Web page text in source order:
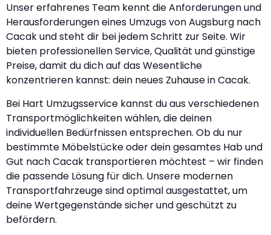
Unser erfahrenes Team kennt die Anforderungen und
Herausforderungen eines Umzugs von Augsburg nach
Cacak und steht dir bei jedem Schritt zur Seite. Wir
bieten professionellen Service, Qualität und günstige
Preise, damit du dich auf das Wesentliche
konzentrieren kannst: dein neues Zuhause in Cacak.
Bei Hart Umzugsservice kannst du aus verschiedenen
Transportmöglichkeiten wählen, die deinen
individuellen Bedürfnissen entsprechen. Ob du nur
bestimmte Möbelstücke oder dein gesamtes Hab und
Gut nach Cacak transportieren möchtest – wir finden
die passende Lösung für dich. Unsere modernen
Transportfahrzeuge sind optimal ausgestattet, um
deine Wertgegenstände sicher und geschützt zu
befördern.